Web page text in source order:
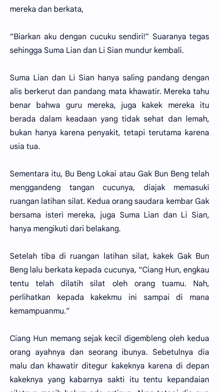
mereka dan berkata,
“Biarkan aku dengan cucuku sendiri!” Suaranya tegas
sehingga Suma Lian dan Li Sian mundur kembali.
Suma Lian dan Li Sian hanya saling pandang dengan
alis berkerut dan pandang mata khawatir. Mereka tahu
benar bahwa guru mereka, juga kakek mereka itu
berada dalam keadaan yang tidak sehat dan lemah,
bukan hanya karena penyakit, tetapi terutama karena
usia tua.
Sementara itu, Bu Beng Lokai atau Gak Bun Beng telah
menggandeng tangan cucunya, diajak memasuki
ruangan latihan silat. Kedua orang saudara kembar Gak
bersama isteri mereka, juga Suma Lian dan Li Sian,
hanya mengikuti dari belakang.
Setelah tiba di ruangan latihan silat, kakek Gak Bun
Beng lalu berkata kepada cucunya, “Ciang Hun, engkau
tentu telah dilatih silat oleh orang tuamu. Nah,
perlihatkan kepada kakekmu ini sampai di mana
kemampuanmu.”
Ciang Hun memang sejak kecil digembleng oleh kedua
orang ayahnya dan seorang ibunya. Sebetulnya dia
malu dan khawatir ditegur kakeknya karena di depan
kakeknya yang kabarnya sakti itu tentu kepandaian